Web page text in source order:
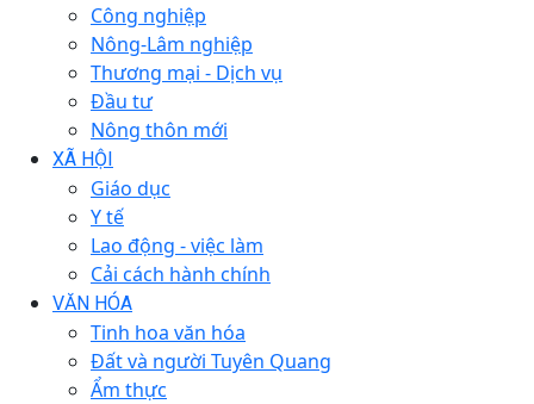
Công nghiệp
Nông-Lâm nghiệp
Thương mại - Dịch vụ
Đầu tư
Nông thôn mới
XÃ HỘI
Giáo dục
Y tế
Lao động - việc làm
Cải cách hành chính
VĂN HÓA
Tinh hoa văn hóa
Đất và người Tuyên Quang
Ẩm thực